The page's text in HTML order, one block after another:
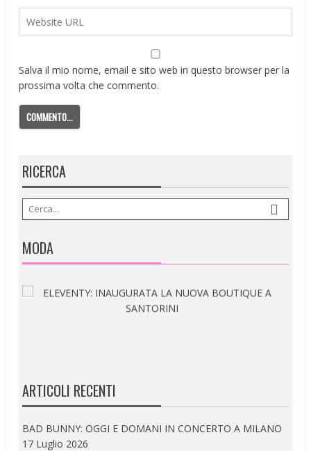
Salva il mio nome, email e sito web in questo browser per la
prossima volta che commento.
RICERCA
MODA
ARTICOLI RECENTI
BAD BUNNY: OGGI E DOMANI IN CONCERTO A MILANO
17 Luglio 2026